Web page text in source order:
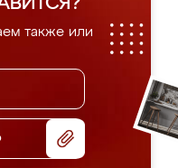
также или